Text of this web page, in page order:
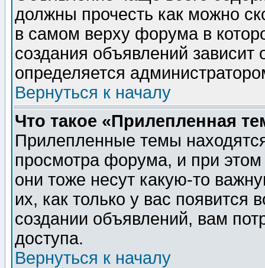
должны прочесть как можно
в самом верху форума в
создания объявлений зависит
определяется
Вернуться к началу
Что такое «Прилепленная
Прилепленные темы
просмотра форума, и при
они тоже несут какую-то
их, как только у вас появится
создании объявлений, вам
доступа.
Вернуться к началу